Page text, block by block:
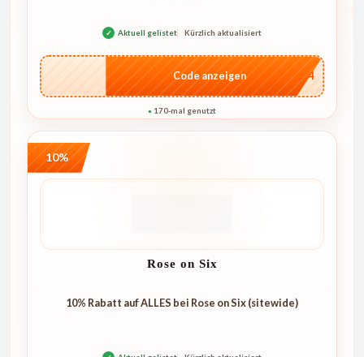
✓ Aktuell gelistet Kürzlich aktualisiert
…1744
Code anzeigen
● 170-mal genutzt
10%
Rose on Six
10% Rabatt auf ALLES bei Rose on Six (sitewide)